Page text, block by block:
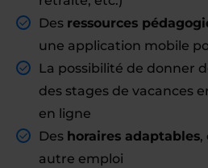
Des ressources
une application mobile
La possibilité de donner
des stages de vacances
en ligne
Des horaires adaptables,
autre emploi